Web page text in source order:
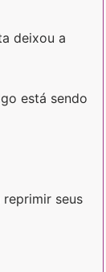
deixou a
está sendo
seus